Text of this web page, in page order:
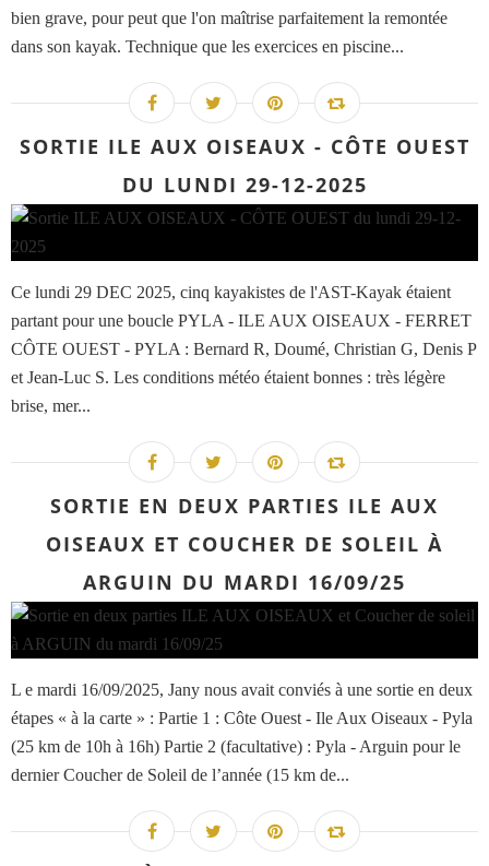
bien grave, pour peut que l'on maîtrise parfaitement la remontée
dans son kayak. Technique que les exercices en piscine...
SORTIE ILE AUX OISEAUX - CÔTE OUEST
DU LUNDI 29-12-2025
Ce lundi 29 DEC 2025, cinq kayakistes de l'AST-Kayak étaient
partant pour une boucle PYLA - ILE AUX OISEAUX - FERRET
CÔTE OUEST - PYLA : Bernard R, Doumé, Christian G, Denis P
et Jean-Luc S. Les conditions météo étaient bonnes : très légère
brise, mer...
SORTIE EN DEUX PARTIES ILE AUX
OISEAUX ET COUCHER DE SOLEIL À
ARGUIN DU MARDI 16/09/25
L e mardi 16/09/2025, Jany nous avait conviés à une sortie en deux
étapes « à la carte » : Partie 1 : Côte Ouest - Ile Aux Oiseaux - Pyla
(25 km de 10h à 16h) Partie 2 (facultative) : Pyla - Arguin pour le
dernier Coucher de Soleil de l’année (15 km de...